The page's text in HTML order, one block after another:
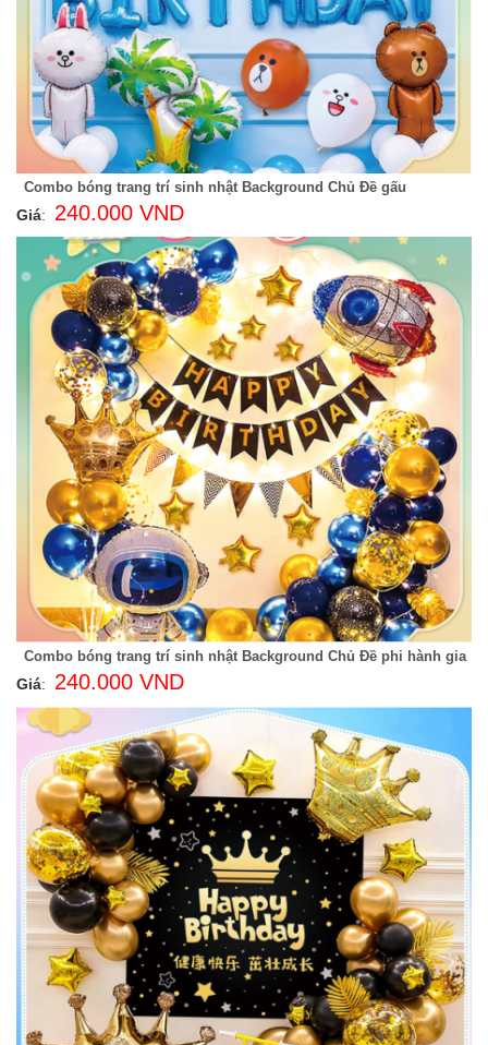
Combo bóng trang trí sinh nhật Background Chủ Đề gấu
Giá: 240.000 VND
Combo bóng trang trí sinh nhật Background Chủ Đề phi hành gia
Giá: 240.000 VND